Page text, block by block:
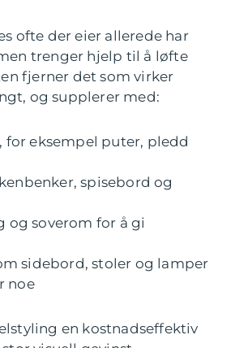
ofte der eier allerede har
trenger hjelp til å løfte
fjerner det som virker
og supplerer med:
for eksempel puter, pledd
spisebord og
og soverom for å gi
sidebord, stoler og lamper
noe
en kostnadseffektiv